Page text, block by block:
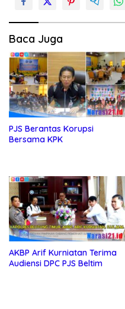
Baca Juga
PJS Berantas Korupsi
Bersama KPK
AKBP Arif Kurniatan Terima
Audiensi DPC PJS Beltim